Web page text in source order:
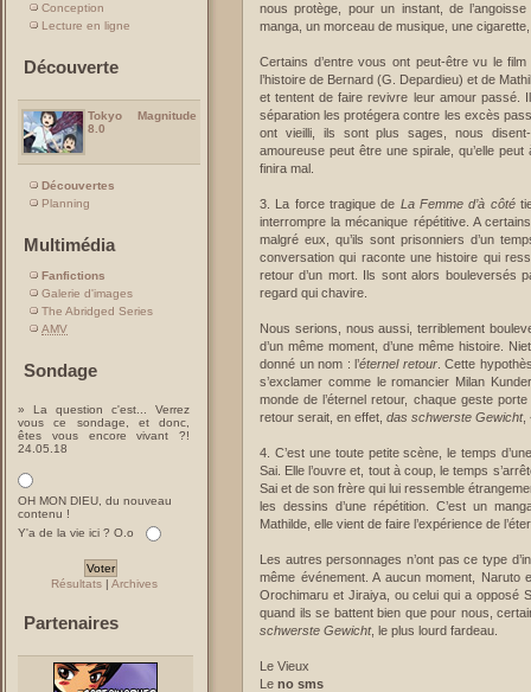
Conception
Lecture en ligne
Découverte
Tokyo Magnitude
8.0
Découvertes
Planning
Multimédia
Fanfictions
Galerie d'images
The Abridged Series
AMV
Sondage
» La question c'est... Verrez
vous ce sondage, et donc,
êtes vous encore vivant ?!
24.05.18
OH MON DIEU, du nouveau
contenu !
Y'a de la vie ici ? O.o
Résultats| Archives
Partenaires
nous protège, pour un instant, de
manga, un morceau de musique, une
Certains d’entre vous ont peut-être vu le
l’histoire de Bernard (G. Depardieu) et de
et tentent de faire revivre leur amour passé.
séparation les protégera contre les excès
ont vieilli, ils sont plus sages, nous
amoureuse peut être une spirale, qu’elle
finira mal.
3. La force tragique de La Femme d’à côté
interrompre la mécanique répétitive. A
malgré eux, qu’ils sont prisonniers d’un
conversation qui raconte une histoire qui
retour d’un mort. Ils sont alors bouleversés
regard qui chavire.
Nous serions, nous aussi, terriblement
d’un même moment, d’une même histoire.
donné un nom : l’éternel retour. Cette
s’exclamer comme le romancier Milan
monde de l’éternel retour, chaque geste
retour serait, en effet, das schwerste Gewicht,
4. C’est une toute petite scène, le temps
Sai. Elle l’ouvre et, tout à coup, le temps
Sai et de son frère qui lui ressemble
les dessins d’une répétition. C’est un
Mathilde, elle vient de faire l’expérience de
Les autres personnages n’ont pas ce type
même événement. A aucun moment, Naruto
Orochimaru et Jiraiya, ou celui qui a opposé
quand ils se battent bien que pour nous,
schwerste Gewicht, le plus lourd fardeau.
Le Vieux
Le no sms